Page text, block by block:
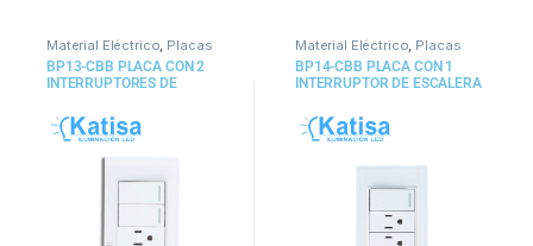
Material Eléctrico Placas
BP13-CBB PLACA CON 2
INTERRUPTORES DE
1 MÓDULO CRISTAL BLANCO
Material Eléctrico Placas
BP14-CBB PLACA CON 1
INTERRUPTOR DE ESCALERA
MÓDULO CRISTAL BLANCO